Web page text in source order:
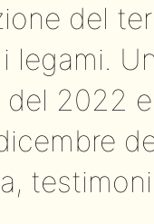
del
i legami.
del 2022